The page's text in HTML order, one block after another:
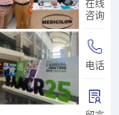
在线
咨询
电话